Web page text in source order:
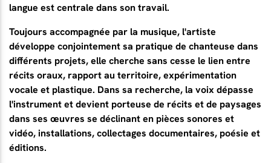
langue est centrale dans son travail.
Toujours accompagnée par la musique, l'artiste
développe conjointement sa pratique de chanteuse dans
différents projets, elle cherche sans cesse le lien entre
récits oraux, rapport au territoire, expérimentation
vocale et plastique. Dans sa recherche, la voix dépasse
l'instrument et devient porteuse de récits et de paysages
dans ses œuvres se déclinant en pièces sonores et
vidéo, installations, collectages documentaires, poésie et
éditions.